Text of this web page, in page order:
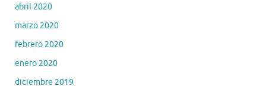
abril 2020
marzo 2020
febrero 2020
enero 2020
diciembre 2019